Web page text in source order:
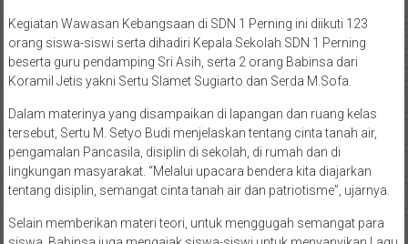
Kegiatan Wawasan Kebangsaan di SDN 1 Perning ini diikuti 123
orang siswa-siswi serta dihadiri Kepala Sekolah SDN 1 Perning
beserta guru pendamping Sri Asih, serta 2 orang Babinsa dari
Koramil Jetis yakni Sertu Slamet Sugiarto dan Serda M.Sofa.
Dalam materinya yang disampaikan di lapangan dan ruang kelas
tersebut, Sertu M. Setyo Budi menjelaskan tentang cinta tanah air,
pengamalan Pancasila, disiplin di sekolah, di rumah dan di
lingkungan masyarakat. “Melalui upacara bendera kita diajarkan
tentang disiplin, semangat cinta tanah air dan patriotisme”, ujarnya.
Selain memberikan materi teori, untuk menggugah semangat para